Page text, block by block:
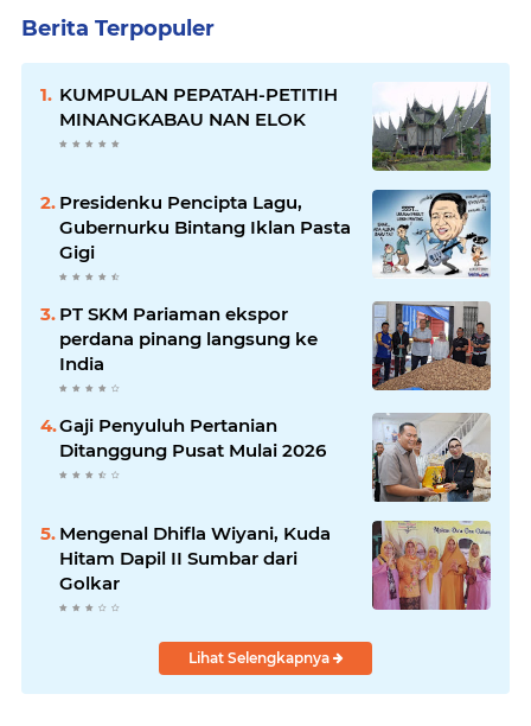
Berita Terpopuler
KUMPULAN PEPATAH-PETITIH
MINANGKABAU NAN ELOK
Presidenku Pencipta Lagu,
Gubernurku Bintang Iklan Pasta
Gigi
PT SKM Pariaman ekspor
perdana pinang langsung ke
India
Gaji Penyuluh Pertanian
Ditanggung Pusat Mulai 2026
Mengenal Dhifla Wiyani, Kuda
Hitam Dapil II Sumbar dari
Golkar
Lihat Selengkapnya